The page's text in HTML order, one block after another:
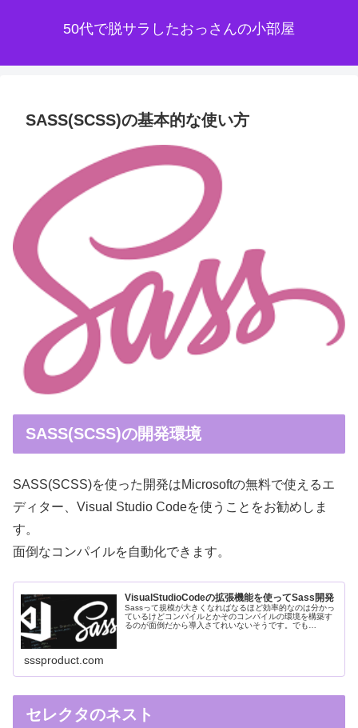
50代で脱サラしたおっさんの小部屋
SASS(SCSS)の基本的な使い方
SASS(SCSS)の開発環境
SASS(SCSS)を使った開発はMicrosoftの無料で使えるエ
ディター、Visual Studio Codeを使うことをお勧めしま
す。
面倒なコンパイルを自動化できます。
VisualStudioCodeの拡張機能を使ってSass開発
Sassって規模が大きくなればなるほど効率的なのは分かっ
ているけどコンパイルとかそのコンパイルの環境を構築す
るのが面倒だから導入さてれいないそうです。でも
sssproduct.com
セレクタのネスト